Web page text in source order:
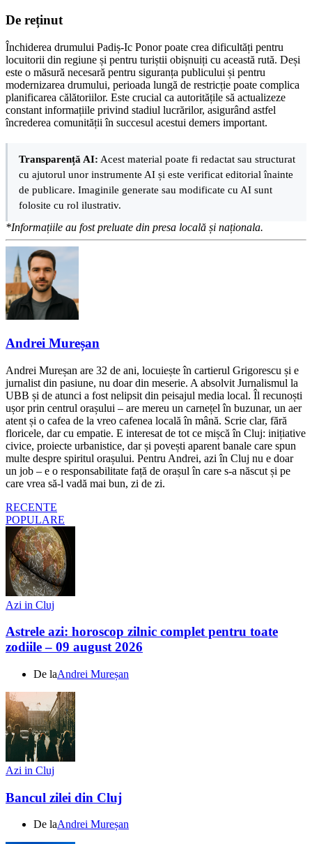
De reținut
Închiderea drumului Padiș-Ic Ponor poate crea dificultăți pentru
locuitorii din regiune și pentru turiștii obișnuiți cu această rută. Deși
este o măsură necesară pentru siguranța publicului și pentru
modernizarea drumului, perioada lungă de restricție poate complica
planificarea călătoriilor. Este crucial ca autoritățile să actualizeze
constant informațiile privind stadiul lucrărilor, asigurând astfel
încrederea comunității în succesul acestui demers important.
Transparență AI: Acest material poate fi redactat sau structurat
cu ajutorul unor instrumente AI și este verificat editorial înainte
de publicare. Imaginile generate sau modificate cu AI sunt
folosite cu rol ilustrativ.
*Informațiile au fost preluate din presa locală și naționala.
Andrei Mureșan
Andrei Mureșan are 32 de ani, locuiește în cartierul Grigorescu și e
jurnalist din pasiune, nu doar din meserie. A absolvit Jurnalismul la
UBB și de atunci a fost nelipsit din peisajul media local. Îl recunoști
ușor prin centrul orașului – are mereu un carnețel în buzunar, un aer
atent și o cafea de la vreo cafenea locală în mână. Scrie clar, fără
floricele, dar cu empatie. E interesat de tot ce mișcă în Cluj: inițiative
civice, proiecte urbanistice, dar și povești aparent banale care spun
multe despre spiritul orașului. Pentru Andrei, azi în Cluj nu e doar
un job – e o responsabilitate față de orașul în care s-a născut și pe
care vrea să-l vadă mai bun, zi de zi.
RECENTE
POPULARE
Azi in Cluj
Astrele azi: horoscop zilnic complet pentru toate
zodiile – 09 august 2026
De laAndrei Mureșan
Azi in Cluj
Bancul zilei din Cluj
De laAndrei Mureșan